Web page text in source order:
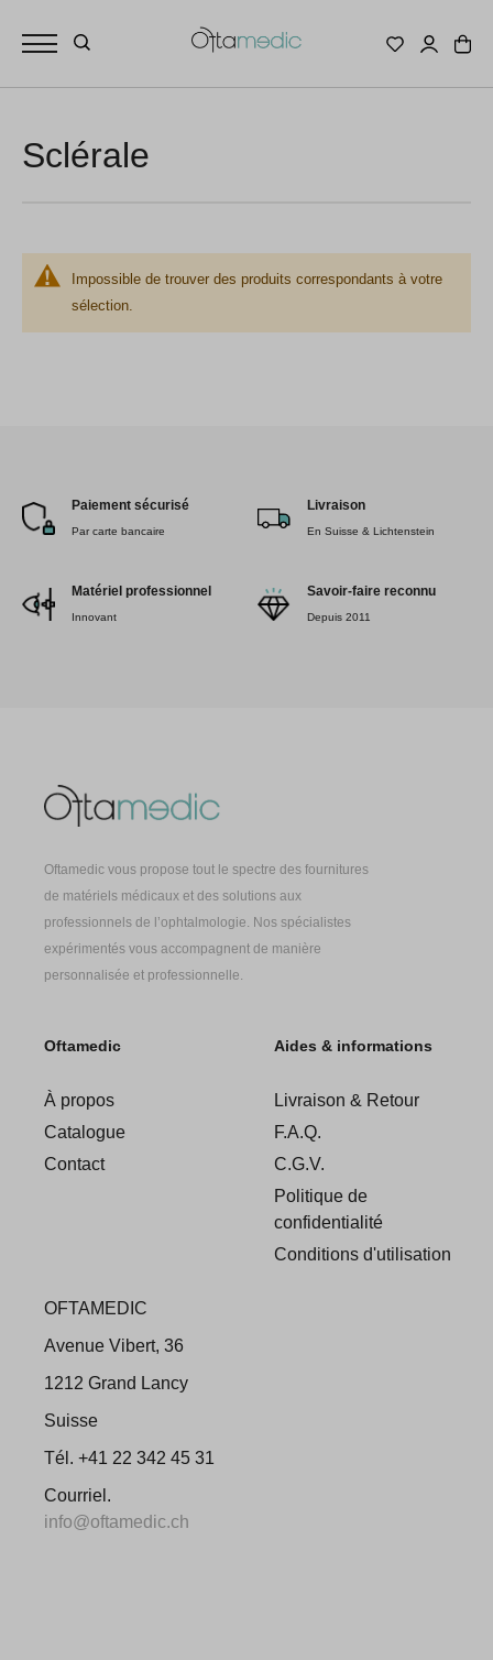
Sclérale
Impossible de trouver des produits correspondants à votre
sélection.
Paiement sécurisé
Par carte bancaire
Livraison
En Suisse & Lichtenstein
Matériel professionnel
Innovant
Savoir-faire reconnu
Depuis 2011
Oftamedic vous propose tout le spectre des fournitures
de matériels médicaux et des solutions aux
professionnels de l’ophtalmologie. Nos spécialistes
expérimentés vous accompagnent de manière
personnalisée et professionnelle.
Oftamedic
À propos
Catalogue
Contact
Aides & informations
Livraison & Retour
F.A.Q.
C.G.V.
Politique de
confidentialité
Conditions d'utilisation
OFTAMEDIC
Avenue Vibert, 36
1212 Grand Lancy
Suisse
Tél. +41 22 342 45 31
Courriel.
info@oftamedic.ch